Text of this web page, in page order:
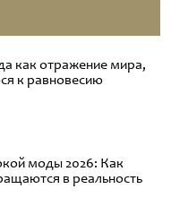
как отражение мира,
к равновесию
моды 2026: Как
в реальность